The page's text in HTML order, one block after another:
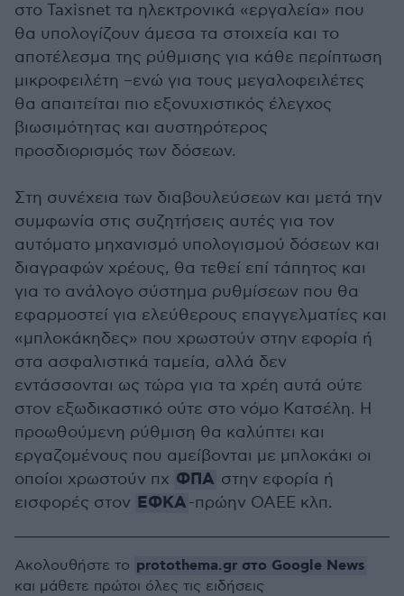
στο Taxisnet τα ηλεκτρονικά «εργαλεία» που
θα υπολογίζουν άμεσα τα στοιχεία και το
αποτέλεσμα της ρύθμισης για κάθε περίπτωση
μικροφειλέτη –ενώ για τους μεγαλοφειλέτες
θα απαιτείται πιο εξονυχιστικός έλεγχος
βιωσιμότητας και αυστηρότερος
προσδιορισμός των δόσεων.
Στη συνέχεια των διαβουλεύσεων και μετά την
συμφωνία στις συζητήσεις αυτές για τον
αυτόματο μηχανισμό υπολογισμού δόσεων και
διαγραφών χρέους, θα τεθεί επί τάπητος και
για το ανάλογο σύστημα ρυθμίσεων που θα
εφαρμοστεί για ελεύθερους επαγγελματίες και
«μπλοκάκηδες» που χρωστούν στην εφορία ή
στα ασφαλιστικά ταμεία, αλλά δεν
εντάσσονται ως τώρα για τα χρέη αυτά ούτε
στον εξωδικαστικό ούτε στο νόμο Κατσέλη. Η
προωθούμενη ρύθμιση θα καλύπτει και
εργαζομένους που αμείβονται με μπλοκάκι οι
οποίοι χρωστούν πχ ΦΠΑ στην εφορία ή
εισφορές στον ΕΦΚΑ-πρώην ΟΑΕΕ κλπ.
Ακολουθήστε το protothema.gr στο Google News
και μάθετε πρώτοι όλες τις ειδήσεις